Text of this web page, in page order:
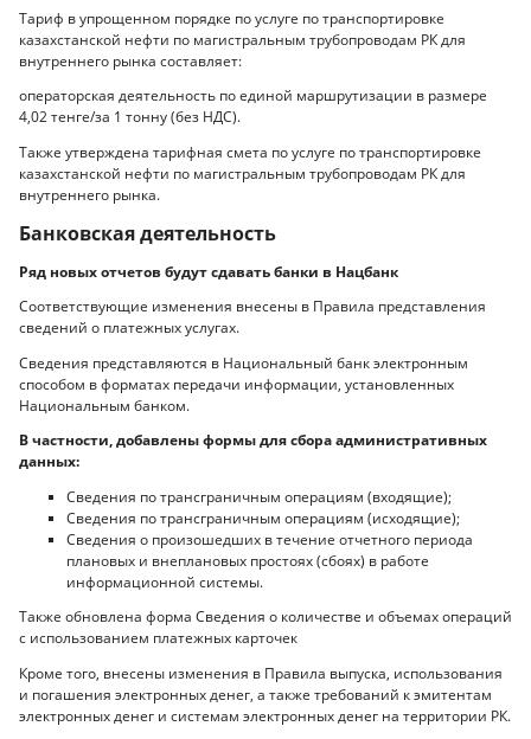
Тариф в упрощенном порядке по услуге по транспортировке
казахстанской нефти по магистральным трубопроводам РК для
внутреннего рынка составляет:
операторская деятельность по единой маршрутизации в размере
4,02 тенге/за 1 тонну (без НДС).
Также утверждена тарифная смета по услуге по транспортировке
казахстанской нефти по магистральным трубопроводам РК для
внутреннего рынка.
Банковская деятельность
Ряд новых отчетов будут сдавать банки в Нацбанк
Соответствующие изменения внесены в Правила представления
сведений о платежных услугах.
Сведения представляются в Национальный банк электронным
способом в форматах передачи информации, установленных
Национальным банком.
В частности, добавлены формы для сбора административных
данных:
Сведения по трансграничным операциям (входящие);
Сведения по трансграничным операциям (исходящие);
Сведения о произошедших в течение отчетного периода
плановых и внеплановых простоях (сбоях) в работе
информационной системы.
Также обновлена форма Сведения о количестве и объемах операций
с использованием платежных карточек
Кроме того, внесены изменения в Правила выпуска, использования
и погашения электронных денег, а также требований к эмитентам
электронных денег и системам электронных денег на территории РК.